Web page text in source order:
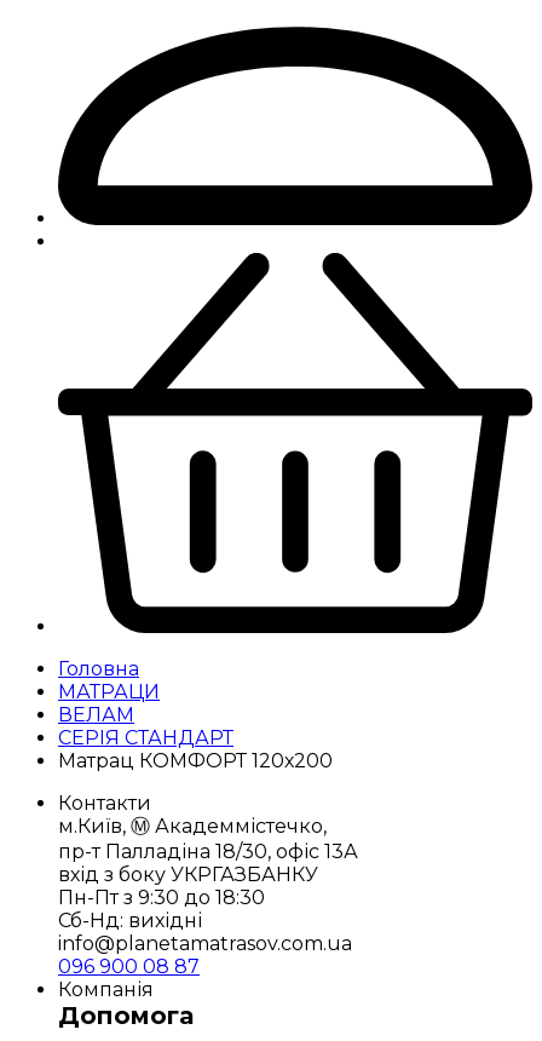
Головна
МАТРАЦИ
ВЕЛАМ
СЕРІЯ СТАНДАРТ
Матрац КОМФОРТ 120х200
Контакти
м.Київ, Ⓜ️ Академмістечко,
пр-т Палладіна 18/30, офіс 13А
вхід з боку УКРГАЗБАНКУ
Пн-Пт з 9:30 до 18:30
Сб-Нд: вихідні
info@planetamatrasov.com.ua
096 900 08 87
Компанія
Допомога